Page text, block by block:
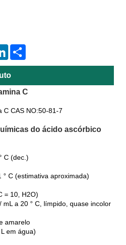
LinkedIn
C
C CAS NO:50-81-7
do ácido ascórbico
C (dec.)
C (estimativa aproximada)
= 10, H2O)
mL a 20 ° C, límpido, quase incolor
amarelo
em água)